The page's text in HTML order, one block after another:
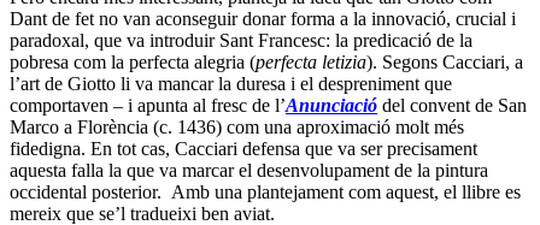
Dant de fet no van aconseguir donar forma a la innovació, crucial i
paradoxal, que va introduir Sant Francesc: la predicació de la
pobresa com la perfecta alegria (perfecta letizia). Segons Cacciari, a
l’art de Giotto li va mancar la duresa i el despreniment que
comportaven – i apunta al fresc de l’Anunciació del convent de San
Marco a Florència (c. 1436) com una aproximació molt més
fidedigna. En tot cas, Cacciari defensa que va ser precisament
aquesta falla la que va marcar el desenvolupament de la pintura
occidental posterior. Amb una plantejament com aquest, el llibre es
mereix que se’l tradueixi ben aviat.